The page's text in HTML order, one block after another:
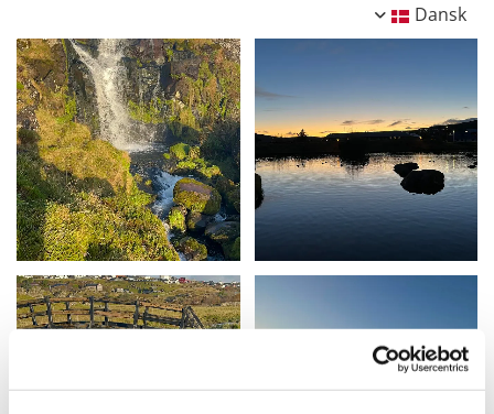
Dansk